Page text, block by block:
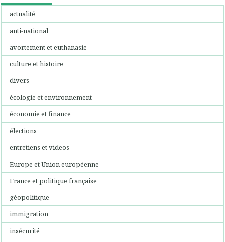
actualité
anti-national
avortement et euthanasie
culture et histoire
divers
écologie et environnement
économie et finance
élections
entretiens et videos
Europe et Union européenne
France et politique française
géopolitique
immigration
insécurité